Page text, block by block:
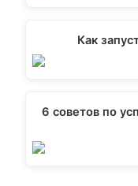
Как
6 советов по